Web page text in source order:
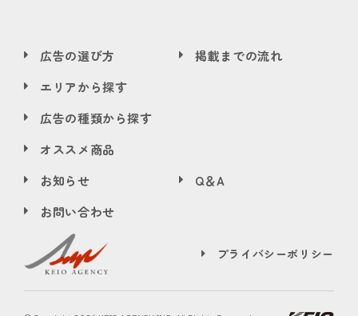
広告の選び方
掲載までの流れ
エリアから探す
広告の種類から探す
オススメ商品
お知らせ
Q＆A
お問い合わせ
プライバシーポリシー